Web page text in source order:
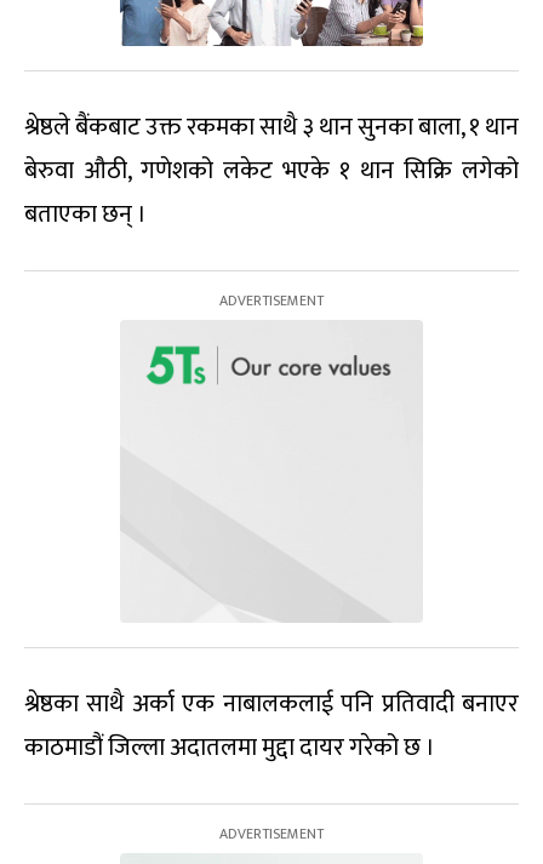
श्रेष्ठले बैंकबाट उक्त रकमका साथै ३ थान सुनका बाला, १ थान
बेरुवा औठी, गणेशको लकेट भएके १ थान सिक्रि लगेको
बताएका छन् ।
श्रेष्ठका साथै अर्का एक नाबालकलाई पनि प्रतिवादी बनाएर
काठमाडौं जिल्ला अदातलमा मुद्दा दायर गरेको छ ।